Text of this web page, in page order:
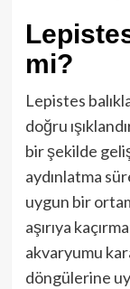
mi?
Lepistes
doğru
bir şekilde
aydınlatma
uygun bir
aşırıya
akvaryumu
döngülerine